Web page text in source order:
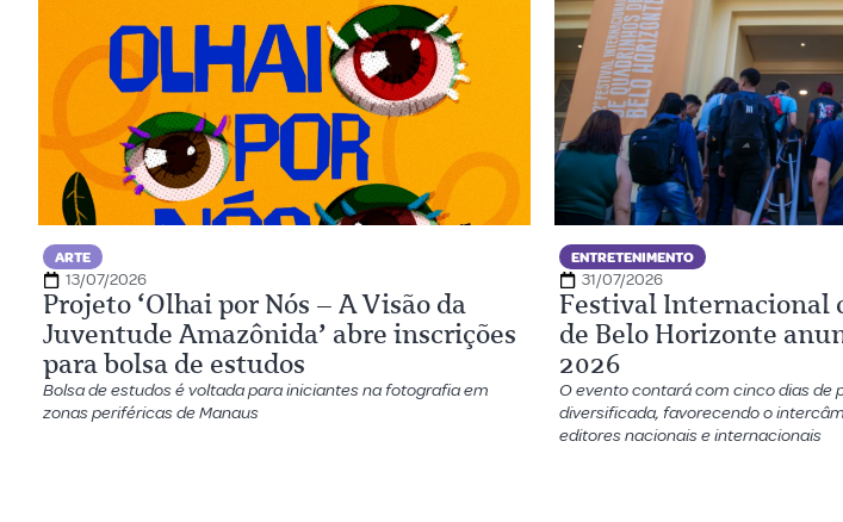
ARTE
13/07/2026
Projeto ‘Olhai por Nós – A Visão da
Juventude Amazônida’ abre inscrições
para bolsa de estudos
Bolsa de estudos é voltada para iniciantes na fotografia em
zonas periféricas de Manaus
ENTRETENIMENTO
31/07/2026
Festival Internacional
de Belo Horizonte
2026
O evento contará com cinco dias de
diversificada, favorecendo o
editores nacionais e internacionais